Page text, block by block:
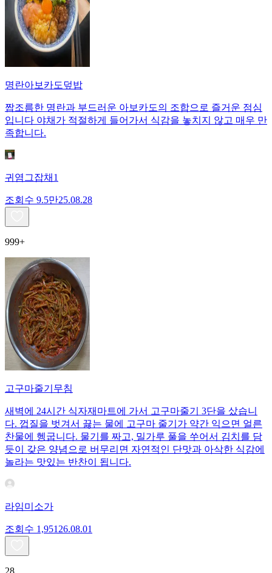
명란아보카도덮밥
짭조름한 명란과 부드러운 아보카도의 조합으로 즐거운 점심
입니다 야채가 적절하게 들어가서 식감을 놓치지 않고 매우 만
족합니다.
귀염그잡채1
조회수 9.5만25.08.28
999+
고구마줄기무침
새벽에 24시간 식자재마트에 가서 고구마줄기 3단을 샀습니
다. 껍질을 벗겨서 끓는 물에 고구마 줄기가 약간 익으면 얼른
찬물에 헹굽니다. 물기를 짜고, 밀가루 풀을 쑤어서 김치를 담
듯이 갖은 양념으로 버무리면 자연적인 단맛과 아삭한 식감에
놀라는 맛있는 반찬이 됩니다.
라임미소가
조회수 1,951 26.08.01
28